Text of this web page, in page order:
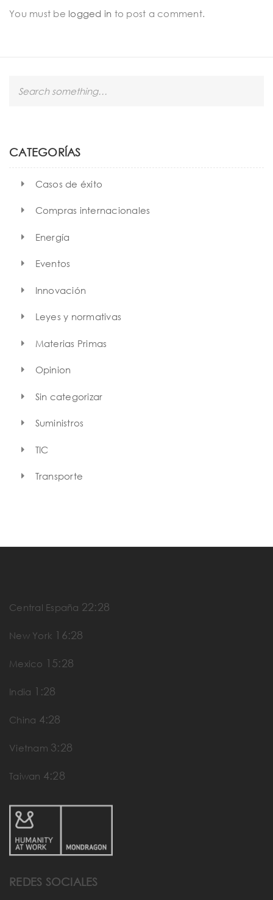
You must be logged in to post a comment.
h
CATEGORÍAS
Casos de éxito
Compras internacionales
Energía
Eventos
Innovación
Leyes y normativas
Materias Primas
Opinion
Sin categorizar
Suministros
TIC
Transporte
Central España 22:28
New York 16:28
Mexico 15:28
India 1:28
China 4:28
Vietnam 3:28
Taiwan 4:28
REDES SOCIALES